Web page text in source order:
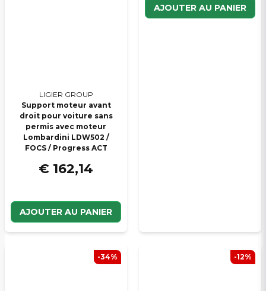
LIGIER GROUP
Support moteur avant
droit pour voiture sans
permis avec moteur
Lombardini LDW502 /
FOCS / Progress ACT
€ 162,14
AJOUTER AU PANIER
AJOUTER AU PANIER
-34% -12%